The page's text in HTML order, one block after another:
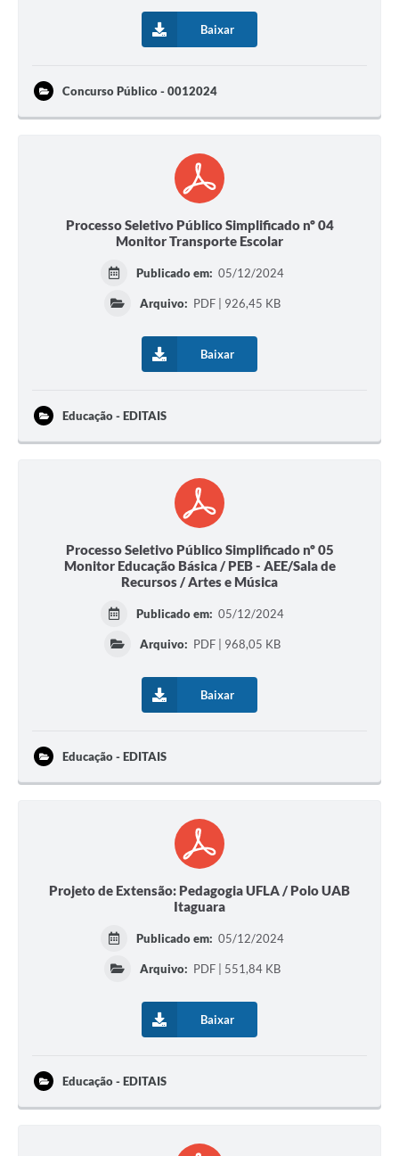
Baixar
Concurso Público - 0012024
Processo Seletivo Público Simplificado nº 04
Monitor Transporte Escolar
Publicado em: 05/12/2024
Arquivo: PDF | 926,45 KB
Baixar
Educação - EDITAIS
Processo Seletivo Público Simplificado nº 05
Monitor Educação Básica / PEB - AEE/Sala de
Recursos / Artes e Música
Publicado em: 05/12/2024
Arquivo: PDF | 968,05 KB
Baixar
Educação - EDITAIS
Projeto de Extensão: Pedagogia UFLA / Polo UAB
Itaguara
Publicado em: 05/12/2024
Arquivo: PDF | 551,84 KB
Baixar
Educação - EDITAIS